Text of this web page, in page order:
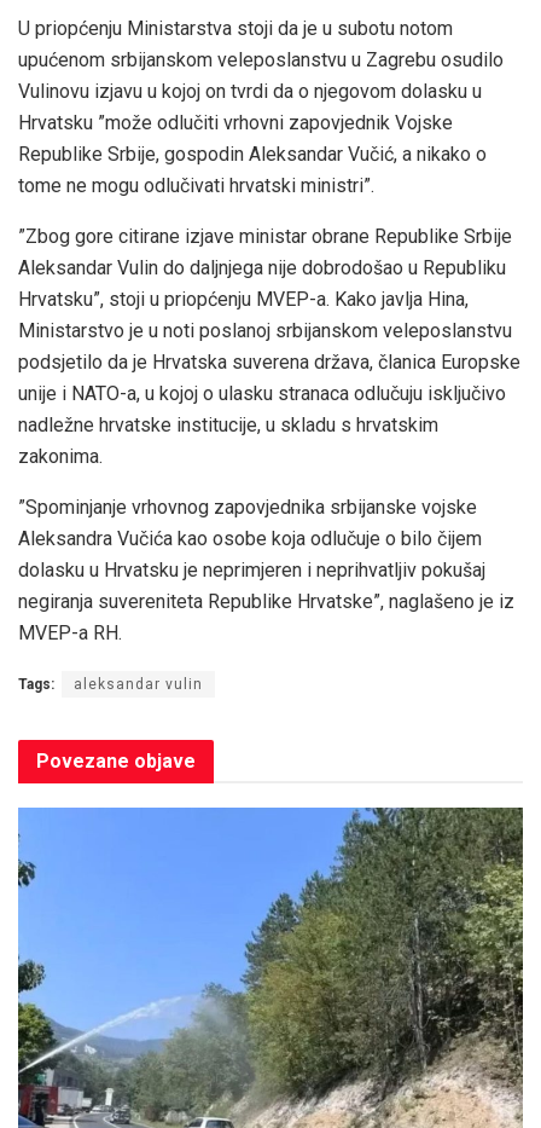
U priopćenju Ministarstva stoji da je u subotu notom
upućenom srbijanskom veleposlanstvu u Zagrebu osudilo
Vulinovu izjavu u kojoj on tvrdi da o njegovom dolasku u
Hrvatsku ”može odlučiti vrhovni zapovjednik Vojske
Republike Srbije, gospodin Aleksandar Vučić, a nikako o
tome ne mogu odlučivati hrvatski ministri”.
”Zbog gore citirane izjave ministar obrane Republike Srbije
Aleksandar Vulin do daljnjega nije dobrodošao u Republiku
Hrvatsku”, stoji u priopćenju MVEP-a. Kako javlja Hina,
Ministarstvo je u noti poslanoj srbijanskom veleposlanstvu
podsjetilo da je Hrvatska suverena država, članica Europske
unije i NATO-a, u kojoj o ulasku stranaca odlučuju isključivo
nadležne hrvatske institucije, u skladu s hrvatskim
zakonima.
”Spominjanje vrhovnog zapovjednika srbijanske vojske
Aleksandra Vučića kao osobe koja odlučuje o bilo čijem
dolasku u Hrvatsku je neprimjeren i neprihvatljiv pokušaj
negiranja suvereniteta Republike Hrvatske”, naglašeno je iz
MVEP-a RH.
Tags: aleksandar vulin
Povezane objave